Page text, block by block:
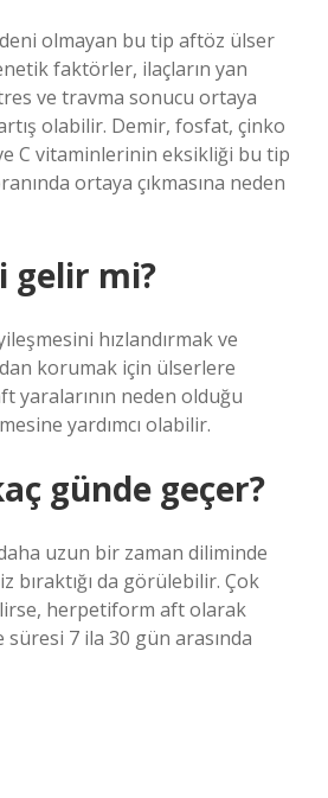
olmayan bu tip aftöz ülser
faktörler, ilaçların yan
ve travma sonucu ortaya
olabilir. Demir, fosfat, çinko
C vitaminlerinin eksikliği bu tip
ortaya çıkmasına neden
gelir mi?
hızlandırmak ve
korumak için ülserlere
yaralarının neden olduğu
yardımcı olabilir.
günde geçer?
uzun bir zaman diliminde
bıraktığı da görülebilir. Çok
herpetiform aft olarak
süresi 7 ila 30 gün arasında